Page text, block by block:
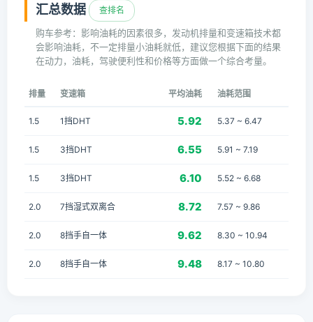
汇总数据 查排名
购车参考：影响油耗的因素很多，发动机排量和变速箱技术都
会影响油耗，不一定排量小油耗就低，建议您根据下面的结果
在动力，油耗，驾驶便利性和价格等方面做一个综合考量。
排量 变速箱 平均油耗 油耗范围
1.5 1挡DHT 5.92 5.37 ~ 6.47
1.5 3挡DHT 6.55 5.91 ~ 7.19
1.5 3挡DHT 6.10 5.52 ~ 6.68
2.0 7挡湿式双离合 8.72 7.57 ~ 9.86
2.0 8挡手自一体 9.62 8.30 ~ 10.94
2.0 8挡手自一体 9.48 8.17 ~ 10.80